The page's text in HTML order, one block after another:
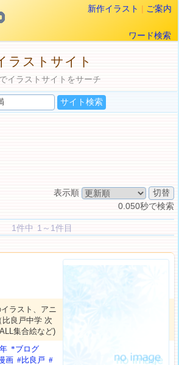
新作イラスト | ご案内
ワード検索
ラストサイト
イラストサイトをサーチ
表示順
0.050秒で検索
1件中 1～1件目
ラスト、アニ
比良戸中学 次
集合絵など)
*ブログ
画 #比良戸 #